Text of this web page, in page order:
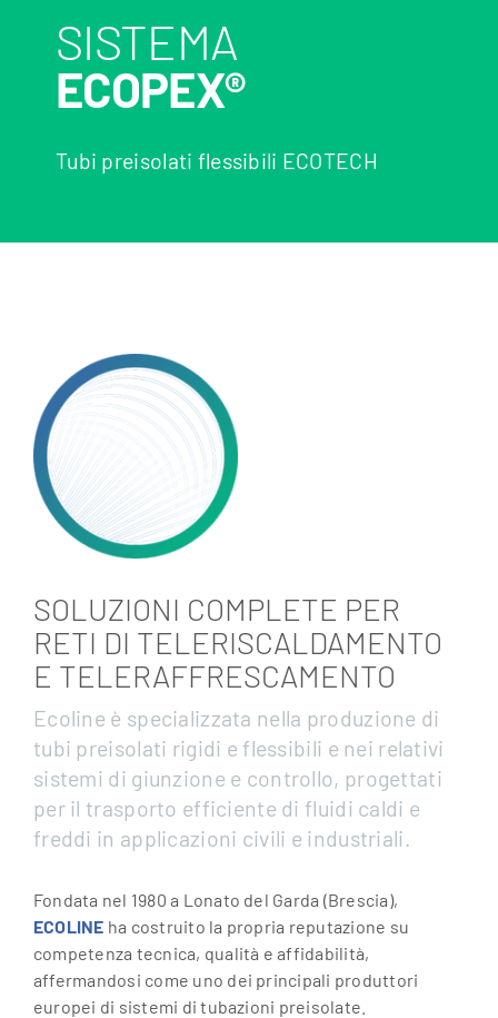
SISTEMA
ECOPEX®
Tubi preisolati flessibili ECOTECH
SOLUZIONI COMPLETE PER
RETI DI TELERISCALDAMENTO
E TELERAFFRESCAMENTO
Ecoline è specializzata nella produzione di
tubi preisolati rigidi e flessibili e nei relativi
sistemi di giunzione e controllo, progettati
per il trasporto efficiente di fluidi caldi e
freddi in applicazioni civili e industriali.
Fondata nel 1980 a Lonato del Garda (Brescia),
ECOLINE ha costruito la propria reputazione su
competenza tecnica, qualità e affidabilità,
affermandosi come uno dei principali produttori
europei di sistemi di tubazioni preisolate.